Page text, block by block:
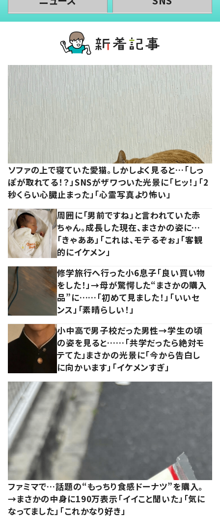
ソファの上で寝ていた愛猫。しかしよく見ると…「しっ
ぽが取れてる！？」SNSがザワついた光景に「ヒッ！」「2
秒くらい心臓止まった」「心霊写真より怖い」
周囲に「男前ですね」と言われていた赤
ちゃん。成長した現在、まさかの姿に…
「きゃああ」「これは、モテるぞぉ」「客観
的にイケメン」
修学旅行へ行った小6息子「良い買い物
をした！」→母が驚愕した“まさかの購入
品”に……「初めて見ました！」「いいセ
ンス」「素晴らしい！」
小中高で男子校だった男性→学生の頃
の姿を見ると……「共学だったら絶対モ
テてた」まさかの光景に「今から告白し
に向かいます」「イケメンすぎ」
ファミマで…話題の“もっちり食感ドーナツ”を購入。
→まさかの中身に190万表示「イイこと聞いた」「気に
なってました」「これかなり好き」